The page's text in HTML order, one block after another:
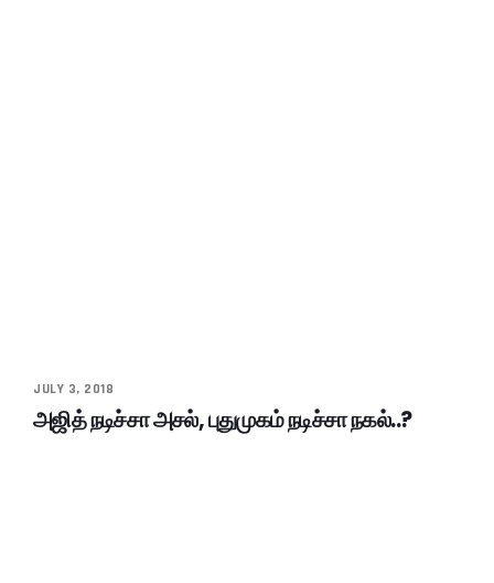
JULY 3, 2018
அஜித் நடிச்சா அசல், புதுமுகம் நடிச்சா நகல்..?